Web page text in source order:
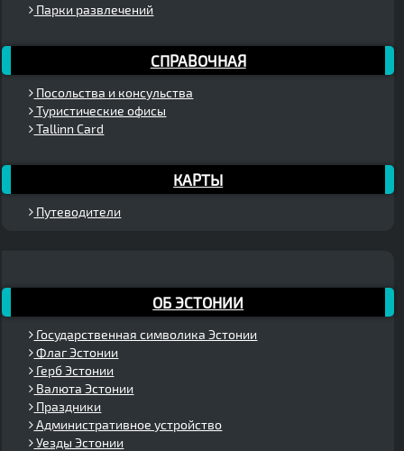
Парки развлечений
СПРАВОЧНАЯ
Посольства и консульства
Туристические офисы
Tallinn Card
КАРТЫ
Путеводители
ОБ ЭСТОНИИ
Государственная символика Эстонии
Флаг Эстонии
Герб Эстонии
Валюта Эстонии
Праздники
Административное устройство
Уезды Эстонии